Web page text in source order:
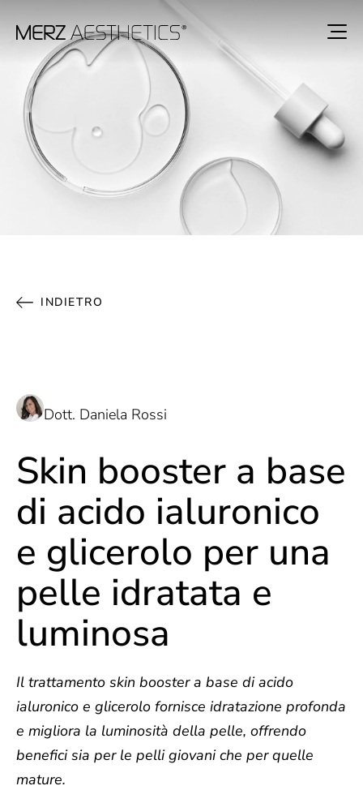
INDIETRO
Dott. Daniela Rossi
Skin booster a base
di acido ialuronico
e glicerolo per una
pelle idratata e
luminosa
Il trattamento skin boostera base di acido
ialuronico e glicerolo fornisce idratazione profonda
e migliora la luminosità della pelle, offrendo
benefici sia per le pelli giovani che per quelle
mature.